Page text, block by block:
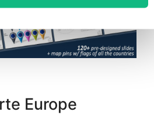
Europe